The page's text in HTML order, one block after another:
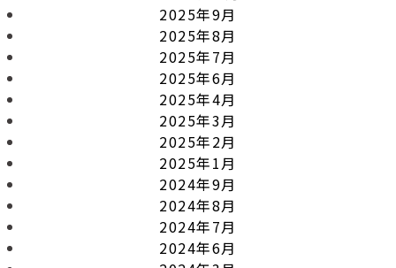
2025年9月
2025年8月
2025年7月
2025年6月
2025年4月
2025年3月
2025年2月
2025年1月
2024年9月
2024年8月
2024年7月
2024年6月